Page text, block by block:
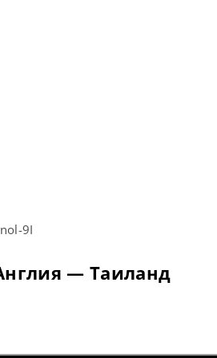
9I
— Таиланд